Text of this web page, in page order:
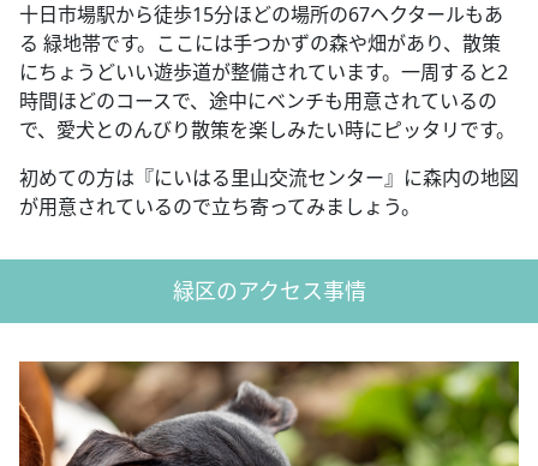
十日市場駅から徒歩15分ほどの場所の67ヘクタールもあ
る 緑地帯です。ここには手つかずの森や畑があり、散策
にちょうどいい遊歩道が整備されています。一周すると2
時間ほどのコースで、途中にベンチも用意されているの
で、愛犬とのんびり散策を楽しみたい時にピッタリです。
初めての方は『にいはる里山交流センター』に森内の地図
が用意されているので立ち寄ってみましょう。
緑区のアクセス事情